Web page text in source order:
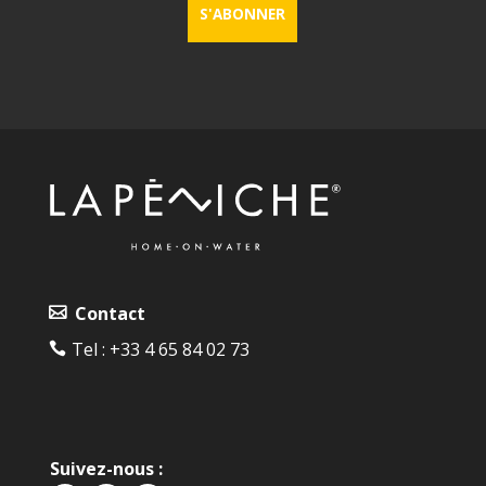
Contact
Tel : +33 4 65 84 02 73‬
Suivez-nous :